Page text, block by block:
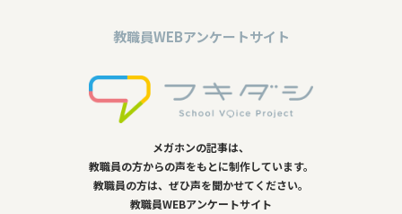
教職員WEBアンケートサイト
メガホンの記事は、
教職員の方からの声をもとに制作しています。
教職員の方は、ぜひ声を聞かせてください。
教職員WEBアンケートサイト